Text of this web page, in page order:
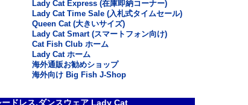
Lady Cat Express (在庫即納コーナー)
Lady Cat Time Sale (入札式タイムセール)
Queen Cat (大きいサイズ)
Lady Cat Smart (スマートフォン向け)
Cat Fish Club ホーム
Lady Cat ホーム
海外通販お勧めショップ
海外向け Big Fish J-Shop
ドレス,ダンスウェア Lady Cat